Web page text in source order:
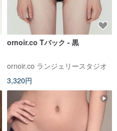
ornoir.co Tバック - 黒
ornoir.co ランジェリースタジオ
3,320円